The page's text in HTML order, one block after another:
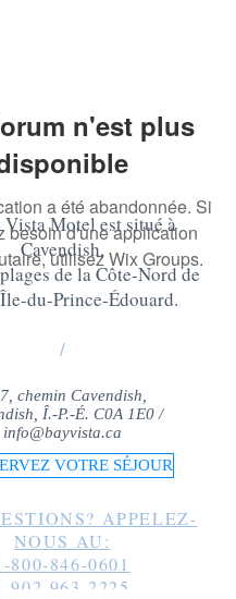
n'est plus
a été abandonnée. Si
besoin d'une application
utilisez Wix Groups.
Vista Motel est situé à
Cavendish,
de la Côte-Nord de
du-Prince-Édouard.
/
chemin Cavendish,
Î.-P.-É. C0A 1E0 /
info@bayvista.ca
VOTRE SÉJOUR
APPELEZ-
NOUS AU:
800-846-0601
902-963-2225